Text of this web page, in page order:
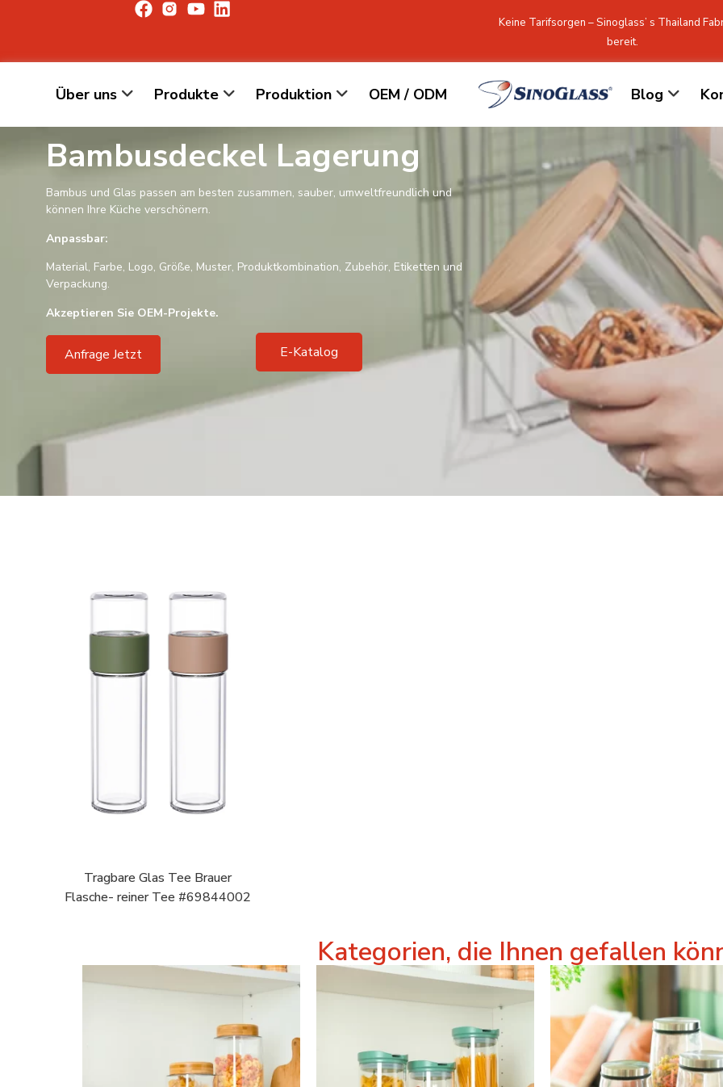
Keine Tarifsorgen – Sinoglass’ s Thailand
bereit.
Über uns Produkte Produktion OEM / ODM Blog
Bambusdeckel Lagerung
Bambus und Glas passen am besten zusammen, sauber, umweltfreundlich und
können Ihre Küche verschönern.
Anpassbar:
Material, Farbe, Logo, Größe, Muster, Produktkombination, Zubehör, Etiketten und
Verpackung.
Akzeptieren Sie OEM-Projekte.
Anfrage Jetzt E-Katalog
Tragbare Glas Tee Brauer
Flasche- reiner Tee #69844002
Kategorien, die Ihnen gefallen